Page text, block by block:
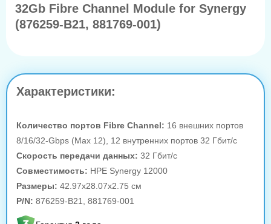
32Gb Fibre Channel Module for Synergy
(876259-B21, 881769-001)
Характеристики:
Количество портов Fibre Channel: 16 внешних портов
8/16/32-Gbps (Max 12), 12 внутренних портов 32 Гбит/с
Скорость передачи данных: 32 Гбит/с
Совместимость: HPE Synergy 12000
Размеры: 42.97x28.07x2.75 см
P/N: 876259-B21, 881769-001